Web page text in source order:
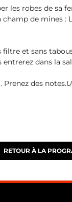
les robes de sa
de mines :
et sans
dans la
des notes.
RETOUR À LA